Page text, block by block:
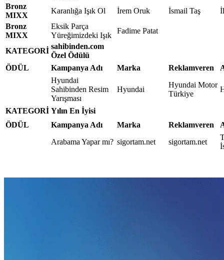
Bronz
MIXX
Karanlığa Işık Ol İrem Oruk İsmail Taş
Bronz
MIXX
Eksik Parça
Yüreğimizdeki Işık
Fadime Patat
KATEGORİ
sahibinden.com
Özel Ödülü
ÖDÜL
Kampanya Adı Marka Reklamveren
Hyundai
Sahibinden Resim
Yarışması
Hyundai
Hyundai Motor
Türkiye
KATEGORİ Yılın En İyisi
ÖDÜL
Kampanya Adı Marka Reklamveren
Arabama Yapar mı? sigortam.net sigortam.net